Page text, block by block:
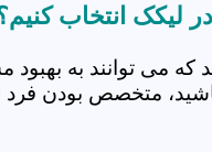
لیکک انتخاب
که می توانند به
باشید، متخصص بودن